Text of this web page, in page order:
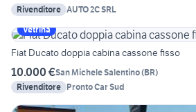
Rivenditore AUTO 2C SRL
Vetrina
Fiat Ducato doppia cabina cassone fisso
10.000 €San Michele Salentino(BR)
Rivenditore Pronto Car Sud